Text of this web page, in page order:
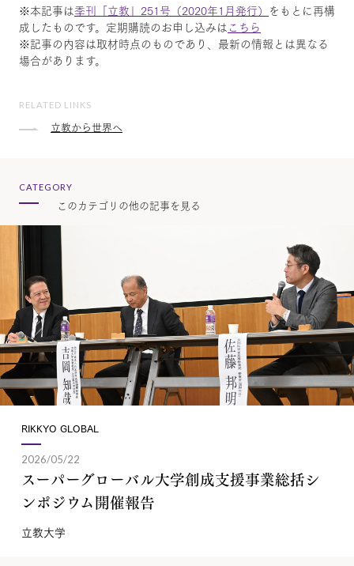
※本記事は季刊「立教」251号（2020年1月発行） をもとに再構
成したものです。定期購読のお申し込みはこちら
※記事の内容は取材時点のものであり、最新の情報とは異なる
場合があります。
RELATED LINKS
立教から世界へ
CATEGORY
このカテゴリの他の記事を見る
RIKKYO GLOBAL
2026/05/22
スーパーグローバル大学創成支援事業総括シ
ンポジウム開催報告
立教大学